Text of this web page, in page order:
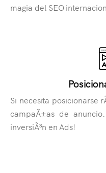
magia del SEO
Si necesita posicionarse
campaÃ±as de
inversiÃ³n en Ads!